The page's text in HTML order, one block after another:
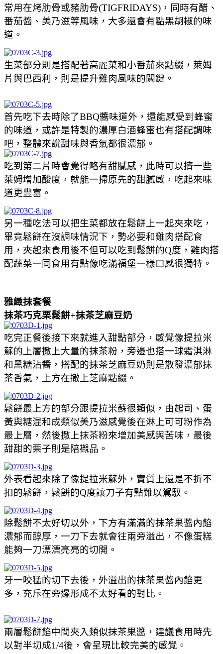
常用在烤肋骨或豬肋骨(TIGFRIDAYS)，同時有醋、
番茄醬、美乃滋等風味，大多還會有點黑胡椒的味
道。
生菜部分則是搭配著高麗菜和小番茄來點綴，萊姆
片與巴西利，則是提升雞肉風味的關鍵。
首先吃下去時除了BBQ醬味道外，還能感受到蜂蜜
的味道，或許是特製的濃厚白酒蜂蜜也有搭配調味
吧，整體來說甜味與香氣都很濃郁。
吃到第二片時會覺得略有甜膩感，此時可以擠一些
萊姆增加酸度，就能一掃原先的甜膩感，吃起來味
道更豐富。
另一種吃法可以把生菜都放在鬆餅上一起夾來吃，
畢竟鬆餅在沒調味情況下，勢必要和雞肉搭配食
用，夾起來食用後不但可以吃到鬆餅的Q度，雞肉搭
配蔬菜一同食用有點像吃滿福堡一樣口感很獨特。
雅緻抹套餐
抹茶巧克栗鬆餅+抹茶芝麻豆奶
吃完正餐後接下來就進入甜點部分，感覺像提拉米
蘇的上層撒上大量的抹茶粉，旁邊也搭一球霜淇淋
和黑糖沾醬，搭配的抹茶芝麻豆奶則是散發濃郁抹
茶香氣，上方在撒上芝麻點綴。
鬆餅最上方的部分跟提拉米蘇很類似，由起司、蛋
黃與糖混和成類似美乃滋感覺後在淋上可可粉作為
最上層，然後撒上抹茶粉來增加美感與苦味，最後
甜甜的栗子則是陪襯品。
外表看起來除了像提拉米蘇外，實質上還是不折不
扣的鬆餅，鬆餅的Q度讓刀子有點難以駕馭。
除鬆餅不太好切以外，下方有滿滿的抹茶果醬內餡
濃郁而醇厚，一刀下去就會往兩旁溢出，不像蛋糕
能夠一刀漂漂亮亮的切開。
牙一咬猛的切下去後，外溢出的抹茶果醬內餡更
多，充斥在旁邊形成不太好看的對比。
兩層鬆餅餡中間夾入類似抹茶果醬，建議食用時先
以對半切成1/4後，會呈現比較完美的感覺。